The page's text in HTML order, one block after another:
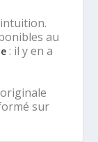
au
: il y en a
sur